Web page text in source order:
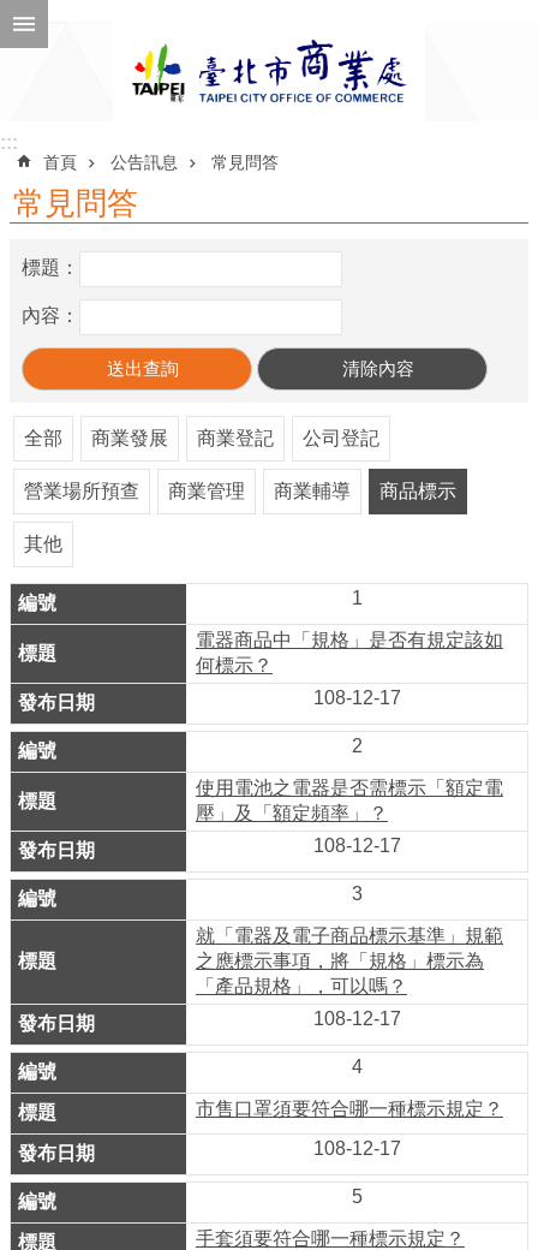
跳到主要內容區塊
訊
息
關
介
紹
業
資
線
上
服
公
司
及
業
記
服
務
商
業
管
理
::::::
首頁 公告訊息 常見問答
常見問答
標題：
內容：
全部 商業發展 商業登記 公司登記
營業場所預查 商業管理 商業輔導 商品標示
其他
1
電器商品中「規格」是否有規定該如
何標示？
108-12-17
2
使用電池之電器是否需標示「額定電
壓」及「額定頻率」？
108-12-17
3
就「電器及電子商品標示基準」規範
之應標示事項，將「規格」標示為
「產品規格」，可以嗎？
108-12-17
4
市售口罩須要符合哪一種標示規定？
108-12-17
5
手套須要符合哪一種標示規定？